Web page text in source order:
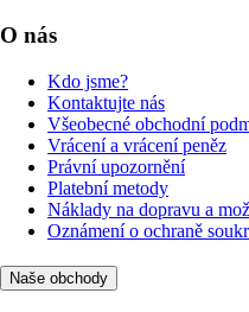
O nás
Kdo jsme?
Kontaktujte nás
Všeobecné obchodní
Vrácení a vrácení peněz
Právní upozornění
Platební metody
Náklady na dopravu a
Oznámení o ochraně
Naše obchody